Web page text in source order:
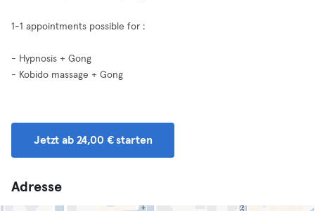
1-1 appointments possible for :
- Hypnosis + Gong
- Kobido massage + Gong
Jetzt ab 24,00 € starten
Adresse